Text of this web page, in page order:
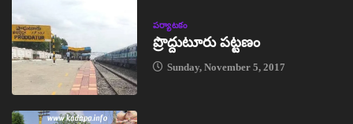
పర్యాటకం
ప్రొద్దుటూరు పట్టణం
Sunday, November 5, 2017